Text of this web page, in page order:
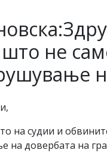
што не
на судии и
на довербата на